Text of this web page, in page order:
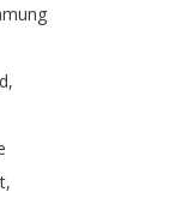
,
,